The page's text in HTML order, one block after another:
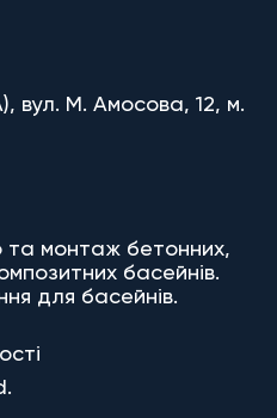
вул. М. Амосова, 12, м.
та монтаж бетонних,
басейнів.
для басейнів.